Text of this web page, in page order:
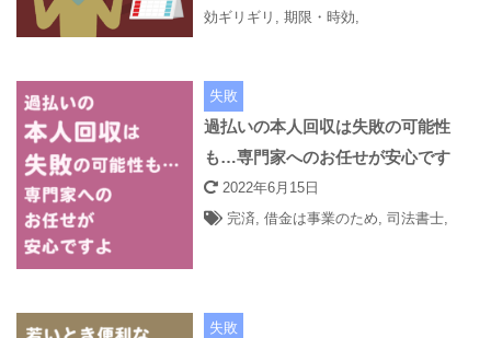
効ギリギリ
,期限・時効
失敗
過払いの本人回収は失敗の可能性
も…専門家へのお任せが安心です
2022年6月15日
完済 ,借金は事業のため ,司法書士
失敗